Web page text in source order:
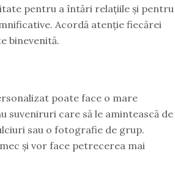
pentru a întări relațiile și pentru
Acordă atenție fiecărei
binevenită.
poate face o mare
suveniruri care să le amintească de
sau o fotografie de grup.
și vor face petrecerea mai